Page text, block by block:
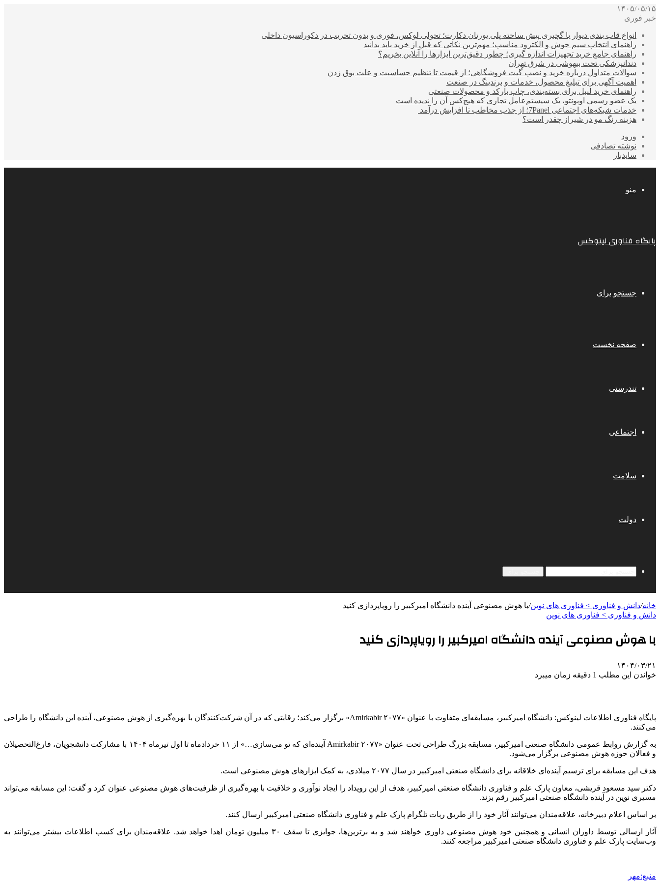
۱۴۰۵/۰۵/۱۵
خبر فوری
انواع قاب بندی دیوار با گچبری پیش ساخته پلی یورتان دکارت؛ تحولی لوکس، فوری و بدون تخریب در دکوراسیون داخلی
راهنمای انتخاب سیم جوش و الکترود مناسب؛ مهم‌ترین نکاتی که قبل از خرید باید بدانید
راهنمای جامع خرید تجهیزات اندازه گیری؛ چطور دقیق‌ترین ابزارها را آنلاین بخریم؟
دندانپزشکی تحت بیهوشی در شرق تهران
سوالات متداول درباره خرید و نصب گیت فروشگاهی؛ از قیمت تا تنظیم حساسیت و علت بوق زدن
اهمیت آگهی برای تبلیغ محصول، خدمات و برندینگ در صنعت
راهنمای خرید لیبل برای بسته‌بندی، چاپ بارکد و محصولات صنعتی
یک عضو رسمی اوبونتو، یک سیستم‌عامل تجاری که هیچ‌کس آن را ندیده است
خدمات شبکه‌های اجتماعی 7Panel؛ از جذب مخاطب تا افزایش درآمد
هزینه رنگ مو در شیراز چقدر است؟
ورود
نوشته تصادفی
سایدبار
منو
پایگاه فناوری لینوکس
جستجو برای
صفحه نخست
تندرستی
اجتماعی
سلامت
دولت
خانه/دانش و فناوری > فناوری های نوین/با هوش مصنوعی آینده دانشگاه امیرکبیر را رویاپردازی کنید
دانش و فناوری > فناوری های نوین
با هوش مصنوعی آینده دانشگاه امیرکبیر را رویاپردازی کنید
۱۴۰۴/۰۳/۲۱
خواندن این مطلب 1 دقیقه زمان میبرد
پایگاه فناوری اطلاعات لینوکس: دانشگاه امیرکبیر، مسابقه‌ای متفاوت با عنوان «Amirkabir ۲۰۷۷» برگزار می‌کند؛ رقابتی که در آن شرکت‌کنندگان با بهره‌گیری از هوش مصنوعی، آینده این دانشگاه را طراحی
می‌کنند.
به گزارش روابط عمومی دانشگاه صنعتی امیرکبیر، مسابقه بزرگ طراحی تحت عنوان «Amirkabir ۲۰۷۷ آینده‌ای که تو می‌سازی…» از ۱۱ خردادماه تا اول تیرماه ۱۴۰۴ با مشارکت دانشجویان، فارغ‌التحصیلان
و فعالان حوزه هوش مصنوعی برگزار می‌شود.
هدف این مسابقه برای ترسیم آینده‌ای خلاقانه برای دانشگاه صنعتی امیرکبیر در سال ۲۰۷۷ میلادی، به کمک ابزارهای هوش مصنوعی است.
دکتر سید مسعود قریشی، معاون پارک علم و فناوری دانشگاه صنعتی امیرکبیر، هدف از این رویداد را ایجاد نوآوری و خلاقیت با بهره‌گیری از ظرفیت‌های هوش مصنوعی عنوان کرد و گفت: این مسابقه می‌تواند
مسیری نوین در آینده دانشگاه صنعتی امیرکبیر رقم بزند.
بر اساس اعلام دبیرخانه، علاقه‌مندان می‌توانند آثار خود را از طریق ربات تلگرام پارک علم و فناوری دانشگاه صنعتی امیرکبیر ارسال کنند.
آثار ارسالی توسط داوران انسانی و همچنین خود هوش مصنوعی داوری خواهند شد و به برترین‌ها، جوایزی تا سقف ۳۰ میلیون تومان اهدا خواهد شد. علاقه‌مندان برای کسب اطلاعات بیشتر می‌توانند به
وب‌سایت پارک علم و فناوری دانشگاه صنعتی امیرکبیر مراجعه کنند.
منبع:مهر